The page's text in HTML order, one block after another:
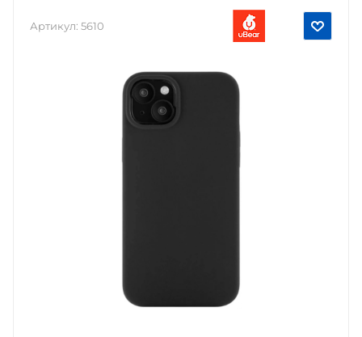
Артикул: 5610